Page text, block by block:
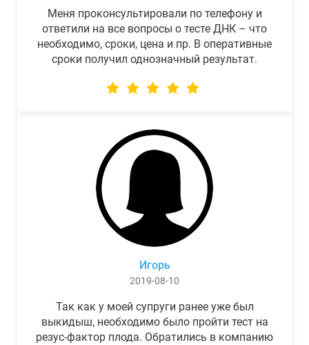
Меня проконсультировали по телефону и
ответили на все вопросы о тесте ДНК – что
необходимо, сроки, цена и пр. В оперативные
сроки получил однозначный результат.
Игорь
2019-08-10
Так как у моей супруги ранее уже был
выкидыш, необходимо было пройти тест на
резус-фактор плода. Обратились в компанию